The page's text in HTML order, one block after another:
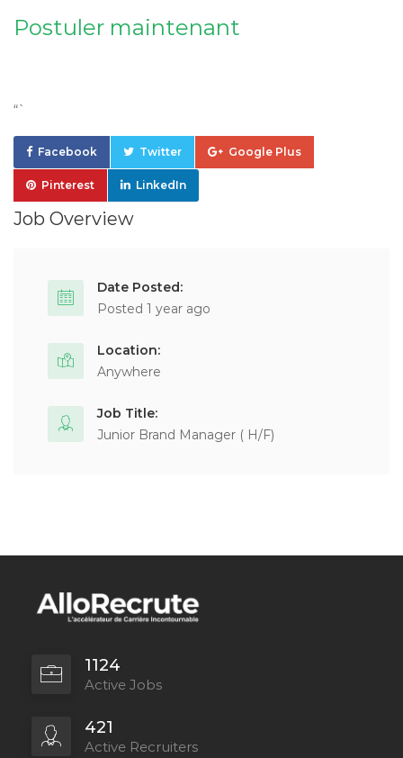
Postuler maintenant
“`
Facebook Twitter Google Plus
Pinterest LinkedIn
Job Overview
Date Posted:
Posted 1 year ago
Location:
Anywhere
Job Title:
Junior Brand Manager ( H/F)
1124
Active Jobs
421
Active Recruiters